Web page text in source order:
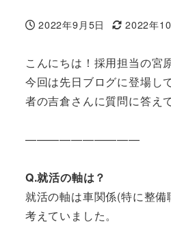
投稿日
2022年9月5日
更新日
2022年
こんにちは！採用担当の宮
今回は先日ブログに登場し
者の吉倉さんに質問に答え
——————————
Q.就活の軸は？
就活の軸は車関係(特に整
考えていました。